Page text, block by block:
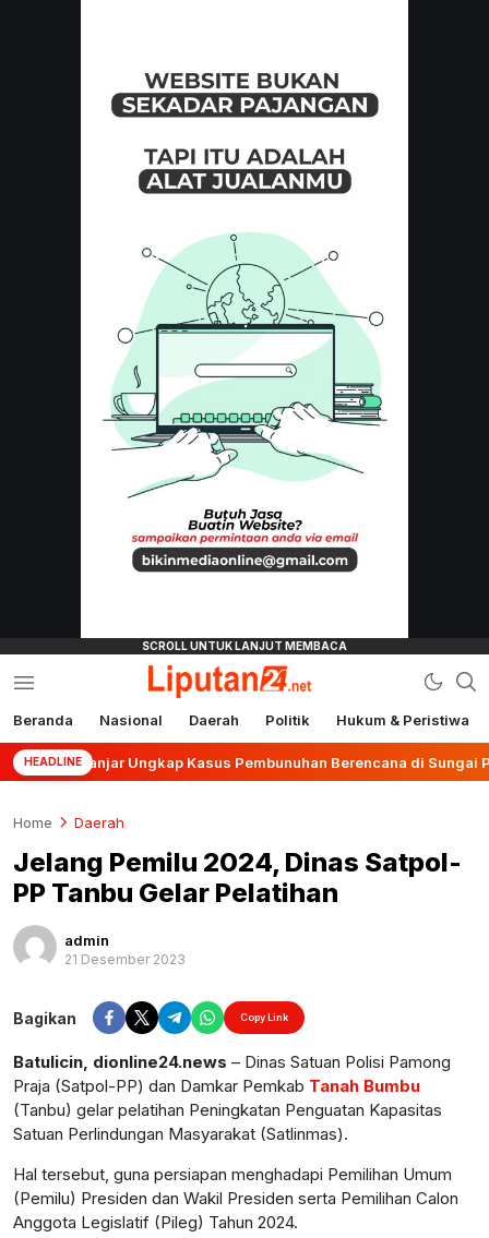
liputan24.net
Beranda Nasional Daerah Politik Hukum & Peristiwa
HEADLINE
Banjar Ungkap Kasus Pembunuhan Berencana di Sungai Pinang
Home Daerah
Jelang Pemilu 2024, Dinas Satpol-
PP Tanbu Gelar Pelatihan
admin
21 Desember 2023
Bagikan Copy Link
Batulicin, dionline24.news – Dinas Satuan Polisi Pamong
Praja (Satpol-PP) dan Damkar Pemkab Tanah Bumbu
(Tanbu) gelar pelatihan Peningkatan Penguatan Kapasitas
Satuan Perlindungan Masyarakat (Satlinmas).
Hal tersebut, guna persiapan menghadapi Pemilihan Umum
(Pemilu) Presiden dan Wakil Presiden serta Pemilihan Calon
Anggota Legislatif (Pileg) Tahun 2024.